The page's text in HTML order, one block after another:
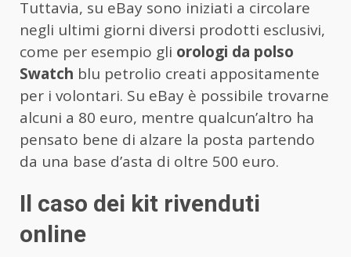
Tuttavia, su eBay sono iniziati a circolare
negli ultimi giorni diversi prodotti esclusivi,
come per esempio gli orologi da polso
Swatch blu petrolio creati appositamente
per i volontari. Su eBay è possibile trovarne
alcuni a 80 euro, mentre qualcun’altro ha
pensato bene di alzare la posta partendo
da una base d’asta di oltre 500 euro.
Il caso dei kit rivenduti
online